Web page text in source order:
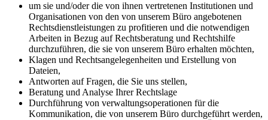
um sie und/oder die von ihnen vertretenen Institutionen und
Organisationen von den von unserem Büro angebotenen
Rechtsdienstleistungen zu profitieren und die notwendigen
Arbeiten in Bezug auf Rechtsberatung und Rechtshilfe
durchzuführen, die sie von unserem Büro erhalten möchten,
Klagen und Rechtsangelegenheiten und Erstellung von
Dateien,
Antworten auf Fragen, die Sie uns stellen,
Beratung und Analyse Ihrer Rechtslage
Durchführung von verwaltungsoperationen für die
Kommunikation, die von unserem Büro durchgeführt werden,